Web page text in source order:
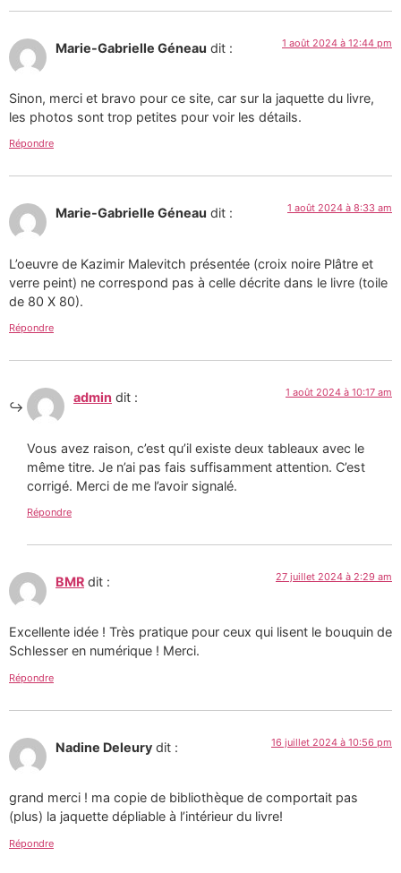
Marie-Gabrielle Géneau dit : 1 août 2024 à 12:44 pm
Sinon, merci et bravo pour ce site, car sur la jaquette du livre,
les photos sont trop petites pour voir les détails.
Répondre
Marie-Gabrielle Géneau dit : 1 août 2024 à 8:33 am
L’oeuvre de Kazimir Malevitch présentée (croix noire Plâtre et
verre peint) ne correspond pas à celle décrite dans le livre (toile
de 80 X 80).
Répondre
admin dit : 1 août 2024 à 10:17 am
Vous avez raison, c’est qu’il existe deux tableaux avec le
même titre. Je n’ai pas fais suffisamment attention. C’est
corrigé. Merci de me l’avoir signalé.
Répondre
BMR dit : 27 juillet 2024 à 2:29 am
Excellente idée ! Très pratique pour ceux qui lisent le bouquin de
Schlesser en numérique ! Merci.
Répondre
Nadine Deleury dit : 16 juillet 2024 à 10:56 pm
grand merci ! ma copie de bibliothèque de comportait pas
(plus) la jaquette dépliable à l’intérieur du livre!
Répondre